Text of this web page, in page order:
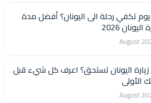
رحلة الى اليونان؟ أفضل مدة
2026
اليونان تستحق؟ اعرف كل شيء قبل